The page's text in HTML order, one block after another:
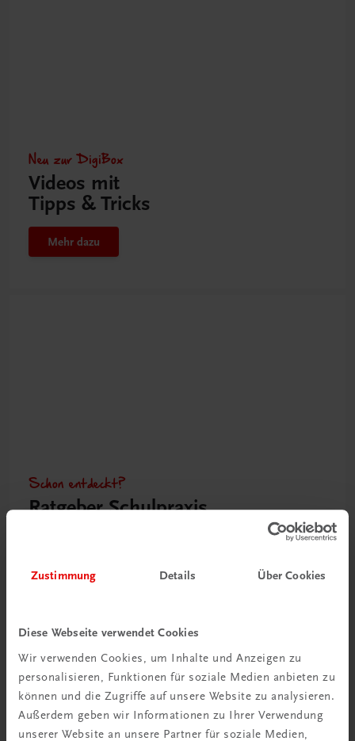
Zustimmung Details Über Cookies
Diese Webseite verwendet Cookies
Wir verwenden Cookies, um Inhalte und Anzeigen zu
personalisieren, Funktionen für soziale Medien anbieten zu
können und die Zugriffe auf unsere Website zu analysieren.
Außerdem geben wir Informationen zu Ihrer Verwendung
unserer Website an unsere Partner für soziale Medien,
Neu zur DigiBox
Videos mit
Tipps & Tricks
Mehr dazu
Schon entdeckt?
Ratgeber Schulpraxis